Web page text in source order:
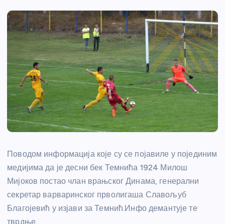
Поводом информација које су се појавиле у појединим
медијима да је десни бек Темнића 1924 Милош
Мијоков постао члан врањског Динама, генерални
секретар варваринског прволигаша Славољуб
Благојевић у изјави за Темнић.Инфо демантује те
тврдње.